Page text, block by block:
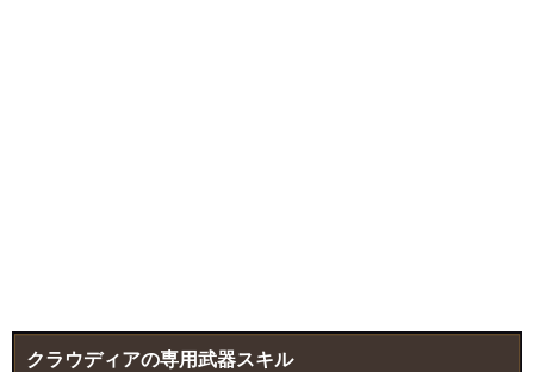
クラウディアの専用武器スキル